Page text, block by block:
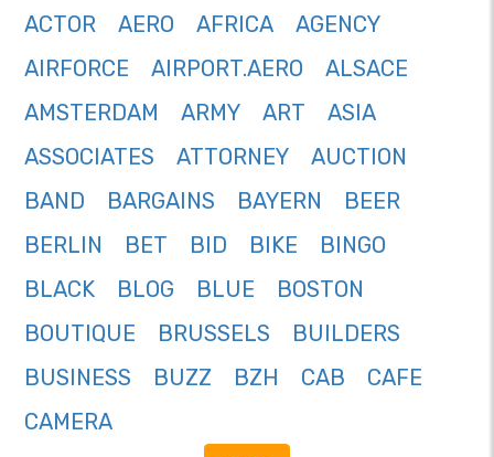
ACTOR
AERO AFRICA
AGENCY
AIRFORCE
AIRPORT.AERO
ALSACE
AMSTERDAM
ARMY ART
ASIA
ASSOCIATES
ATTORNEY
AUCTION
BAND
BARGAINS BAYERN
BEER
BERLIN
BET BID BIKE
BINGO
BLACK
BLOG BLUE
BOSTON
BOUTIQUE
BRUSSELS
BUILDERS
BUSINESS
BUZZ BZH CAB
CAFE
CAMERA